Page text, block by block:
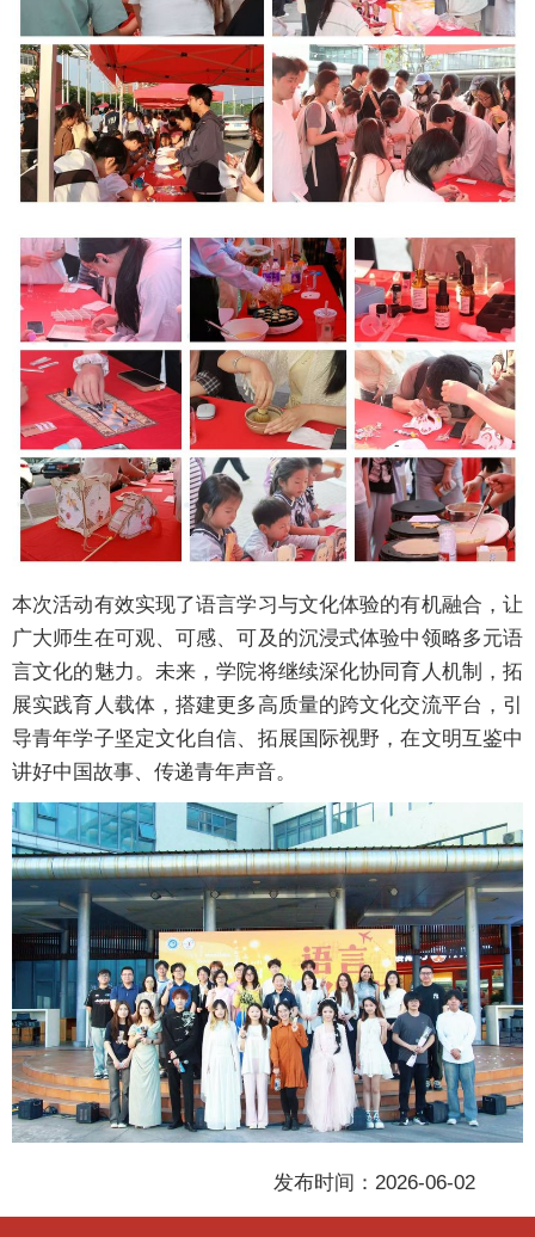
本次活动有效实现了语言学习与文化体验的有机融合，让
广大师生在可观、可感、可及的沉浸式体验中领略多元语
言文化的魅力。未来，学院将继续深化协同育人机制，拓
展实践育人载体，搭建更多高质量的跨文化交流平台，引
导青年学子坚定文化自信、拓展国际视野，在文明互鉴中
讲好中国故事、传递青年声音。
发布时间：2026-06-02